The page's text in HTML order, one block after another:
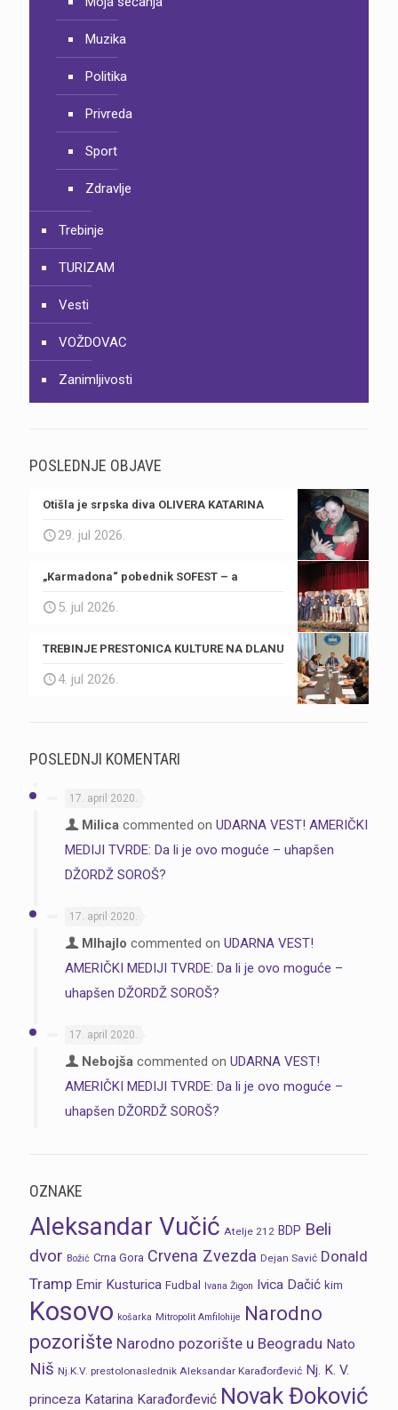
Muzika
Politika
Privreda
Sport
Zdravlje
Trebinje
TURIZAM
Vesti
VOŽDOVAC
Zanimljivosti
POSLEDNJE OBJAVE
Otišla je srpska diva OLIVERA KATARINA
29. jul 2026.
„Karmadona“ pobednik SOFEST – a
5. jul 2026.
TREBINJE PRESTONICA KULTURE NA DLANU
4. jul 2026.
POSLEDNJI KOMENTARI
17. april 2020.
Milica commented on UDARNA VEST! AMERIČKI
MEDIJI TVRDE: Da li je ovo moguće – uhapšen
DŽORDŽ SOROŠ?
17. april 2020.
MIhajlo commented on UDARNA VEST!
AMERIČKI MEDIJI TVRDE: Da li je ovo moguće –
uhapšen DŽORDŽ SOROŠ?
17. april 2020.
Nebojša commented on UDARNA VEST!
AMERIČKI MEDIJI TVRDE: Da li je ovo moguće –
uhapšen DŽORDŽ SOROŠ?
OZNAKE
Aleksandar Vučić Atelje 212 BDP Beli
dvor Božić Crna Gora Crvena Zvezda Dejan Savić Donald
Tramp Emir Kusturica Fudbal Ivana Žigon Ivica Dačić kim
Kosovo košarka Mitropolit Amfilohije Narodno
pozorište Narodno pozorište u Beogradu Nato
Niš Nj.K.V. prestolonaslednik Aleksandar Karađorđević Nj. K. V.
princeza Katarina Karađorđević Novak Đoković